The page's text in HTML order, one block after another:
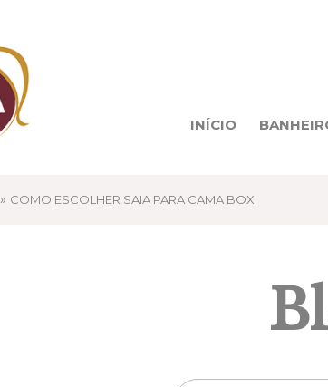
INÍCIO
» COMO ESCOLHER SAIA PARA CAMA BOX